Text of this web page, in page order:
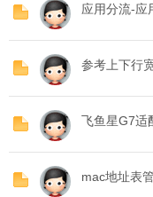
应用分流-应
参考上下行
飞鱼星G7适
mac地址表